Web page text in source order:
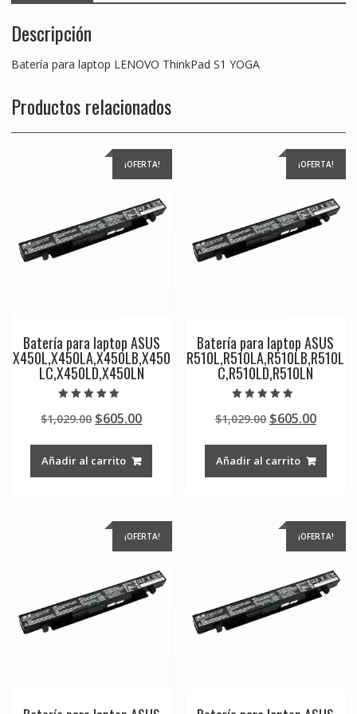
Descripción
Batería para laptop LENOVO ThinkPad S1 YOGA
Productos relacionados
¡OFERTA!
Batería para laptop ASUS
X450L,X450LA,X450LB,X450
LC,X450LD,X450LN
5.00
de 5
$1,029.00 Original
was:
$1,029.00.
$605.00Current
Añadir al carrito
¡OFERTA!
Batería para laptop ASUS
R510L,R510LA,R510LB,R510L
C,R510LD,R510LN
5.00
de 5
$1,029.00 Original
was:
$1,029.00.
$605.00
Añadir al carrito
¡OFERTA! ¡OFERTA!